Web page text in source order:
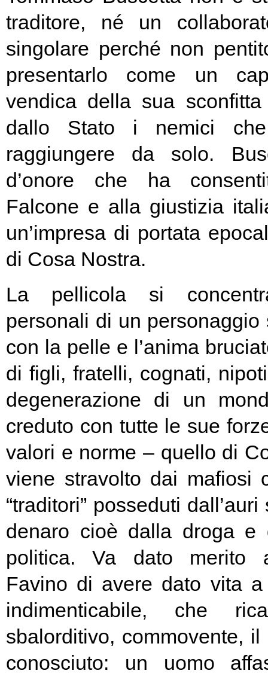
traditore, né un
singolare perché non
presentarlo come un
vendica della sua
dallo Stato i nemici
raggiungere da solo.
d’onore che ha
Falcone e alla giustizia
un’impresa di portata
di Cosa Nostra.
La pellicola si
personali di un personaggio
con la pelle e l’anima
di figli, fratelli, cognati,
degenerazione di un
creduto con tutte le sue
valori e norme – quello di
viene stravolto dai mafiosi
“traditori” posseduti
denaro cioè dalla droga e
politica. Va dato merito
Favino di avere dato vita
indimenticabile, che
sbalorditivo, commovente,
conosciuto: un uomo